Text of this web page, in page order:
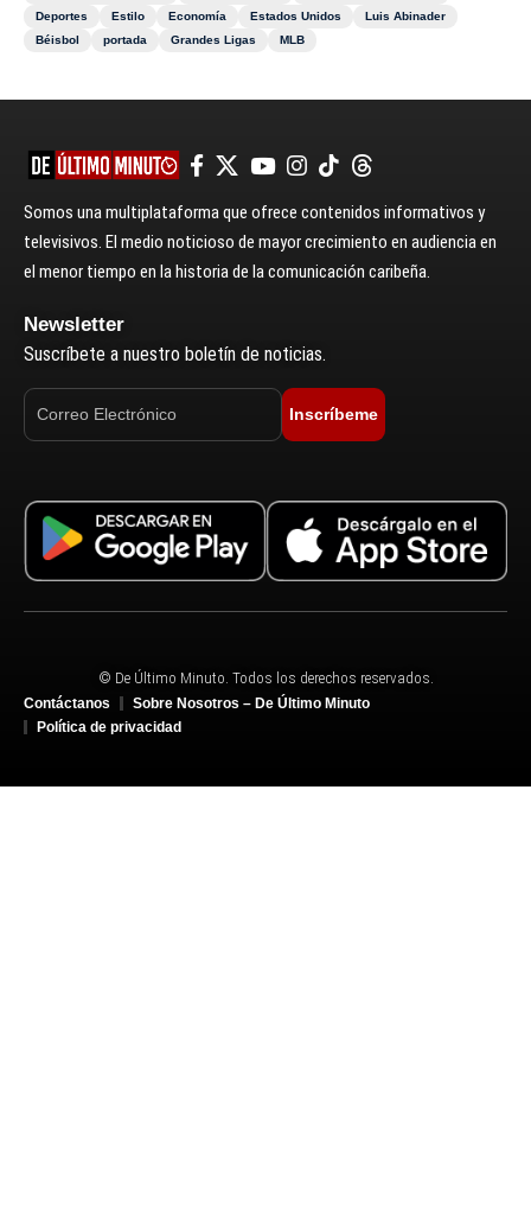
Deportes
Estilo Economía Estados Unidos
Luis Abinader
Béisbol
portada Grandes Ligas MLB
Somos una multiplataforma que ofrece contenidos informativos y
televisivos. El medio noticioso de mayor crecimiento en audiencia en
el menor tiempo en la historia de la comunicación caribeña.
Newsletter
Suscríbete a nuestro boletín de noticias.
Inscríbeme
© De Último Minuto. Todos los derechos reservados.
Contáctanos
Sobre Nosotros – De Último Minuto
Política de privacidad